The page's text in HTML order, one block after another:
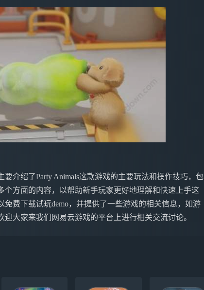
介绍了Party Animals这款游戏的主要玩法和操作技巧，包
方面的内容，以帮助新手玩家更好地理解和快速上手这
费下载试玩demo，并提供了一些游戏的相关信息，如游
大家来我们网易云游戏的平台上进行相关交流讨论。